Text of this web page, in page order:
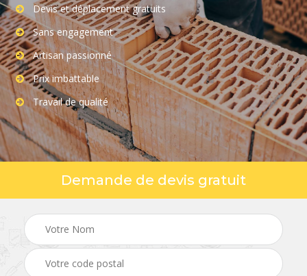
Devis et déplacement gratuits
Sans engagement
Artisan passionné
Prix imbattable
Travail de qualité
Demande de devis gratuit